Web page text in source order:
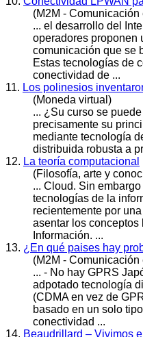
(M2M -
... el desarrollo del
operadores proponen
comunicación que se
Estas tecnologías de
conectividad de ...
11. Los polinesios
(Moneda virtual)
... ¿Su curso se
precisamente su
mediante tecnología
distribuida robusta a
12. La teoría computacional
(Filosofía, arte y
... Cloud. Sin
tecnologías de la
recientemente por
asentar los
Información. ...
13. ¿En qué paises hay
(M2M -
... - No hay GPRS
adpotado tecnología
(CDMA en vez de
basado en un solo
conectividad ...
14. Beaudrillard – Vivimos